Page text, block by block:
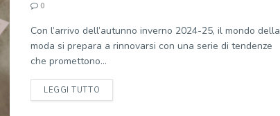
0
Con l’arrivo dell’autunno inverno 2024-25, il mondo della
moda si prepara a rinnovarsi con una serie di tendenze
che promettono...
LEGGI TUTTO